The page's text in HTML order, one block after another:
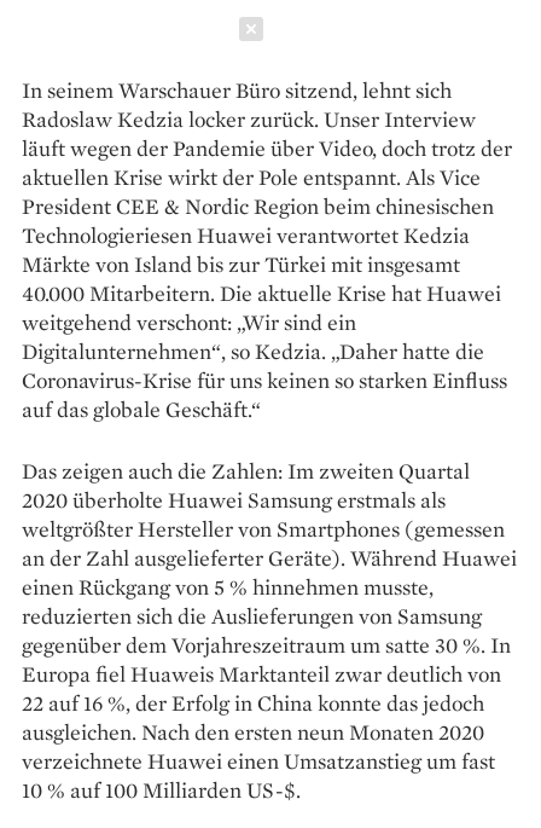
In seinem Warschauer Büro sitzend, lehnt sich
Radoslaw Kedzia locker zurück. Unser Interview
läuft wegen der Pandemie über Video, doch trotz der
aktuellen Krise wirkt der Pole entspannt. Als Vice
President CEE & Nordic Region beim chinesischen
Technologieriesen Huawei verantwortet Kedzia
Märkte von Island bis zur Türkei mit insgesamt
40.000 Mitarbeitern. Die aktuelle Krise hat Huawei
weitgehend verschont: „Wir sind ein
Digitalunternehmen“, so Kedzia. „Daher hatte die
Coronavirus-Krise für uns keinen so starken Einfluss
auf das globale Geschäft.“
Das zeigen auch die Zahlen: Im zweiten Quartal
2020 überholte Huawei Samsung erstmals als
weltgrößter Hersteller von Smartphones (gemessen
an der Zahl ausgelieferter Geräte). Während Huawei
einen Rückgang von 5 % hinnehmen musste,
reduzierten sich die Aus­lieferungen von Samsung
gegenüber dem Vor­jahreszeitraum um satte 30 %. In
Europa fiel Huaweis Marktanteil zwar deutlich von
22 auf 16 %, der Erfolg in China konnte das jedoch
ausgleichen. Nach den ersten neun Monaten 2020
verzeich­nete Huawei einen Umsatzanstieg um fast
10 % auf 100 Milliarden US-$.